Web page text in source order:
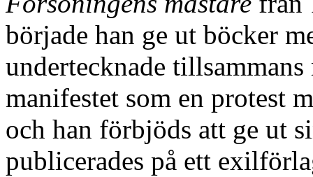
började han ge ut böcker
undertecknade
manifestet som en protest
och han förbjöds att ge ut
publicerades på ett